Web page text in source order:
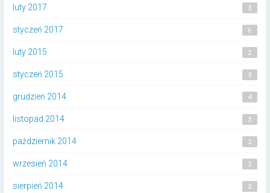
luty 2017 3
styczeń 2017 6
luty 2015 2
styczeń 2015 3
grudzień 2014 4
listopad 2014 3
październik 2014 2
wrzesień 2014 2
sierpień 2014 3